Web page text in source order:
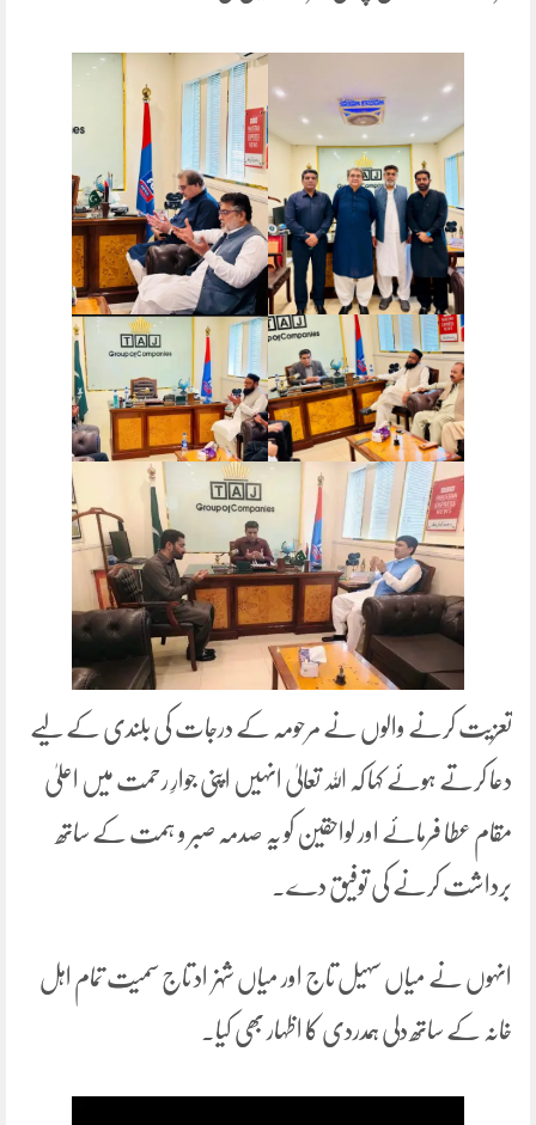
تعزیت کرنے والوں نے مرحومہ کے درجات کی بلندی کے لیے
دعا کرتے ہوئے کہا کہ اللہ تعالیٰ انہیں اپنی جوارِ رحمت میں اعلیٰ
مقام عطا فرمائے اور لواحقین کو یہ صدمہ صبر و ہمت کے ساتھ
برداشت کرنے کی توفیق دے۔
انہوں نے میاں سہیل تاج اور میاں شہزاد تاج سمیت تمام اہل
خانہ کے ساتھ دلی ہمدردی کا اظہار بھی کیا۔